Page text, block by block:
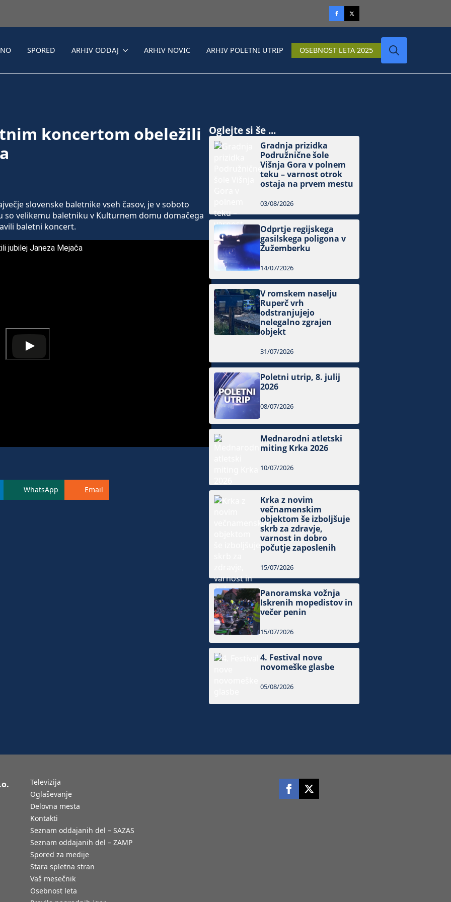
SPORED ARHIV ODDAJ ARHIV NOVIC ARHIV POLETNI UTRIP OSEBNOST LETA 2025
koncertom obeležili
slovenske baletnike vseh časov, je v soboto
velikemu baletniku v Kulturnem domu domačega
baletni koncert.
jubilej Janeza Mejača
WhatsApp Email
Oglejte si še ...
Gradnja prizidka
Podružnične šole
Višnja Gora v polnem
teku – varnost otrok
ostaja na prvem mestu
03/08/2026
Odprtje regijskega
gasilskega poligona v
Žužemberku
14/07/2026
V romskem naselju
Ruperč vrh
odstranjujejo
nelegalno zgrajen
objekt
31/07/2026
Poletni utrip, 8. julij
2026
08/07/2026
Mednarodni atletski
miting Krka 2026
10/07/2026
Krka z novim
večnamenskim
objektom še izboljšuje
skrb za zdravje,
varnost in dobro
počutje zaposlenih
15/07/2026
Panoramska vožnja
Iskrenih mopedistov in
večer penin
15/07/2026
4. Festival nove
novomeške glasbe
05/08/2026
Televizija
Oglaševanje
Delovna mesta
Kontakti
Seznam oddajanih del – SAZAS
Seznam oddajanih del – ZAMP
Spored za medije
Stara spletna stran
Vaš mesečnik
Osebnost leta